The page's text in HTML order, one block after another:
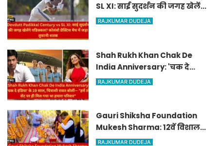
SL XI: साई सुदर्शन की जगह खेलेंगे
पडिक्कल? कोलंबो प्रैक्टिस मैच में
RAJKUMAR DUDEJA
Shah Rukh Khan Chak De
India Anniversary: 'चक दे
इंडिया' के 19 साल, चित्राशी रावत
RAJKUMAR DUDEJA
Gauri Shiksha Foundation
Mukesh Sharma: 12वें विशाल
कांवड़ सेवा शिविर में पहुंचे मुख्य
RAJKUMAR DUDEJA